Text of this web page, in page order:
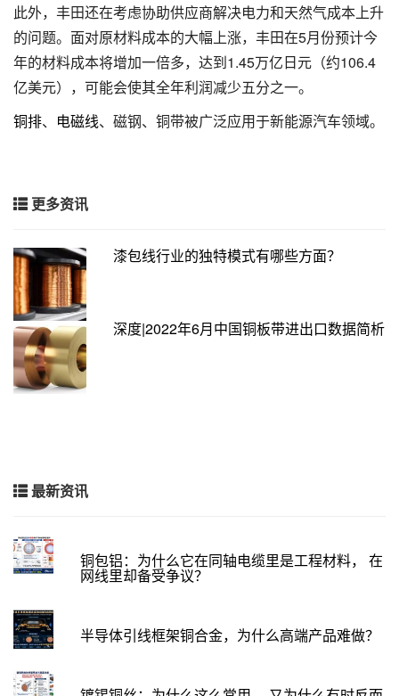
此外，丰田还在考虑协助供应商解决电力和天然气成本上升
的问题。面对原材料成本的大幅上涨，丰田在5月份预计今
年的材料成本将增加一倍多，达到1.45万亿日元（约106.4
亿美元），可能会使其全年利润减少五分之一。
铜排、 电磁线、磁钢、铜带被广泛应用于新能源汽车领域。
更多资讯
漆包线行业的独特模式有哪些方面？
深度|2022年6月中国铜板带进出口数据简析
最新资讯
铜包铝：为什么它在同轴电缆里是工程材料， 在
网线里却备受争议？
半导体引线框架铜合金，为什么高端产品难做？